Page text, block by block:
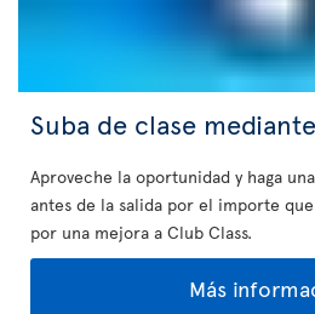
Suba de clase
Aproveche la oportunidad y haga
antes de la salida por el importe
por una mejora a Club Class.
Más